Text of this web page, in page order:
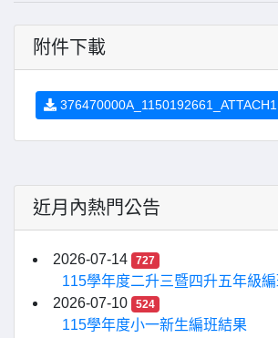
附件下載
近月內熱門公告
2026-07-14 727
115學年度二升三暨四升五年級
2026-07-10
524
115學年度小一新生編班結果